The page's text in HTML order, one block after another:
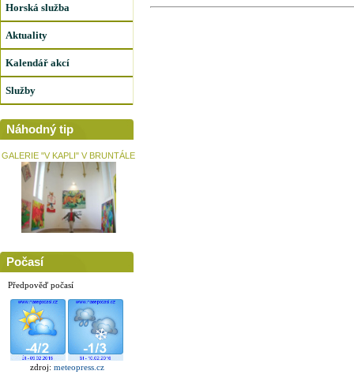
Horská služba
Aktuality
Kalendář akcí
Služby
Náhodný tip
GALERIE "V KAPLI" V BRUNTÁLE
Počasí
Předpověď počasí
zdroj: meteopress.cz